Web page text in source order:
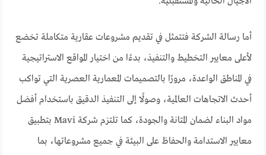
أما رسالة الشركة فتتمثل في تقديم مشروعات عقارية متكاملة تخضع
لأعلى معايير التخطيط والتنفيذ، بدءًا من اختيار المواقع الاستراتيجية
في المناطق الواعدة، مرورًا بالتصميمات المعمارية العصرية التي تواكب
أحدث الاتجاهات العالمية، وصولًا إلى التنفيذ الدقيق باستخدام أفضل
مواد البناء لضمان المتانة والجودة، كما تلتزم شركة Mavi بتطبيق
معايير الاستدامة والحفاظ على البيئة في جميع مشروعاتها، بما